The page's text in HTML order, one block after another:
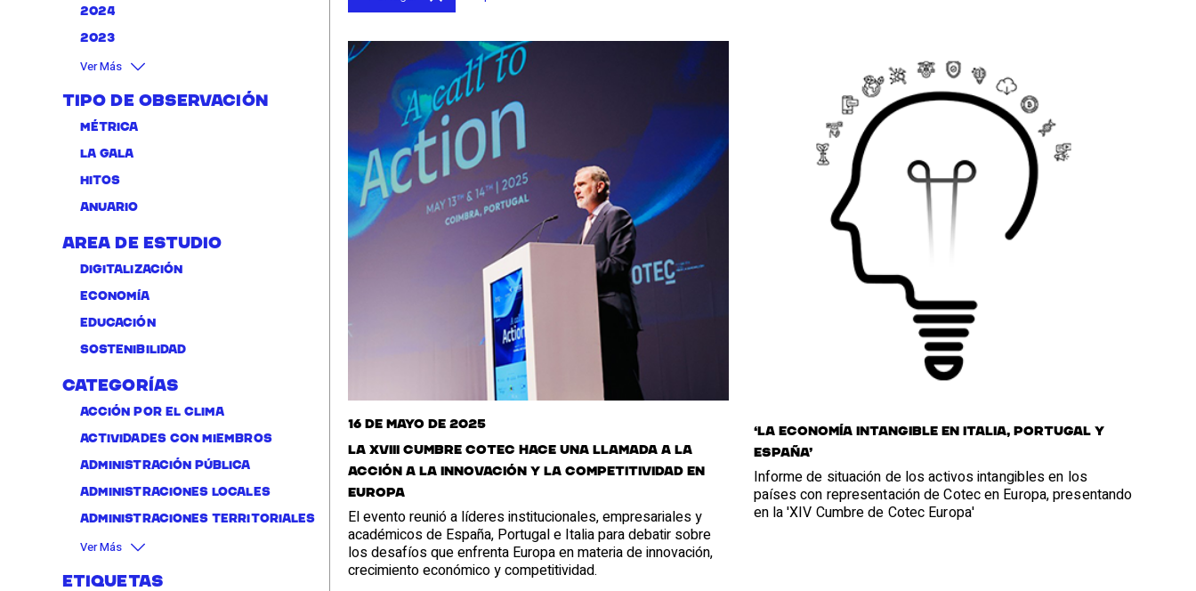
2024
2023
Ver Más
Tipo de Observación
Métrica
La Gala
Hitos
Anuario
Area de Estudio
Digitalización
Economía
Educación
Sostenibilidad
Categorías
Acción por el clima
Actividades con miembros
administración pública
Administraciones locales
Administraciones territoriales
Ver Más
Etiquetas
16 de mayo de 2025
La XVIII Cumbre Cotec hace una llamada a la
acción a la innovación y la competitividad en
Europa
El evento reunió a líderes institucionales, empresariales y
académicos de España, Portugal e Italia para debatir sobre
los desafíos que enfrenta Europa en materia de innovación,
crecimiento económico y competitividad.
‘LA ECONOMÍA INTANGIBLE EN ITALIA, PORTUGAL Y
ESPAÑA’
Informe de situación de los activos intangibles en los
países con representación de Cotec en Europa, presentando
en la 'XIV Cumbre de Cotec Europa'